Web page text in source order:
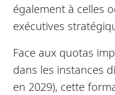
également à celles
exécutives
Face aux quotas
dans les instances
en 2029), cette